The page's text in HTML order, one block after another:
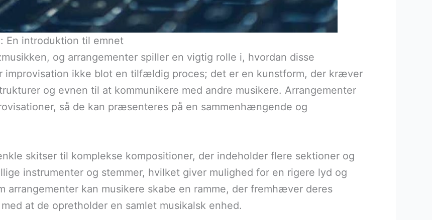
En introduktion til emnet
og arrangementer spiller en vigtig rolle i, hvordan disse
improvisation ikke blot en tilfældig proces; det er en kunstform, der kræver
og evnen til at kommunikere med andre musikere. Arrangementer
så de kan præsenteres på en sammenhængende og
skitser til komplekse kompositioner, der indeholder flere sektioner og
instrumenter og stemmer, hvilket giver mulighed for en rigere lyd og
arrangementer kan musikere skabe en ramme, der fremhæver deres
at de opretholder en samlet musikalsk enhed.